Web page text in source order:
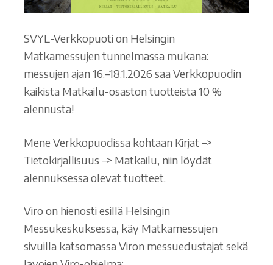
SVYL-Verkkopuoti on Helsingin
Matkamessujen tunnelmassa mukana:
messujen ajan 16.–18.1.2026 saa Verkkopuodin
kaikista Matkailu-osaston tuotteista 10 %
alennusta!
Mene Verkkopuodissa kohtaan Kirjat –>
Tietokirjallisuus –> Matkailu, niin löydät
alennuksessa olevat tuotteet.
Viro on hienosti esillä Helsingin
Messukeskuksessa, käy Matkamessujen
sivuilla katsomassa Viron messuedustajat sekä